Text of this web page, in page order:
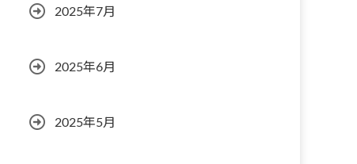
2025年7月
2025年6月
2025年5月